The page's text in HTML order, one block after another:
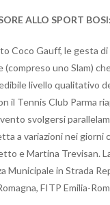
ALLO SPORT
Coco Gauff, le gesta
uno Slam)
livello qualitativo
il Tennis Club Parma
svolgersi
a variazioni nei
e Martina Trevisan.
Municipale in Strada
FITP Emilia-